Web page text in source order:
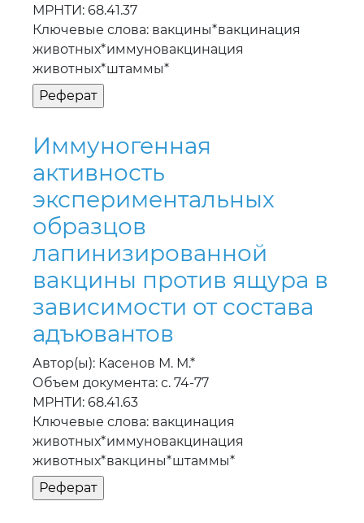
МРНТИ: 68.41.37
Ключевые слова: вакцины*вакцинация
животных*иммуновакцинация
животных*штаммы*
Иммуногенная
активность
экспериментальных
образцов
лапинизированной
вакцины против ящура в
зависимости от состава
адъювантов
Автор(ы): Касенов М. М.*
Объем документа: с. 74-77
МРНТИ: 68.41.63
Ключевые слова: вакцинация
животных*иммуновакцинация
животных*вакцины*штаммы*